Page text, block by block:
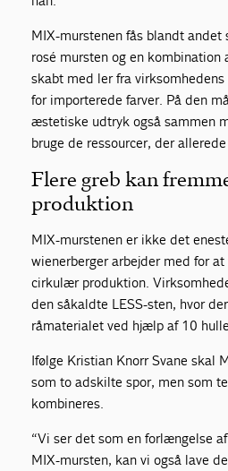
MIX-murstenen fås blandt andet
rosé mursten og en
skabt med ler fra
for importerede farver. På den
æstetiske udtryk også sammen
bruge de ressourcer, der
Flere greb kan
produktion
MIX-murstenen er ikke det
wienerberger arbejder med for
cirkulær produktion.
den såkaldte LESS-sten, hvor
råmaterialet ved hjælp af 10
Ifølge Kristian Knorr Svane skal
som to adskilte spor, men som
kombineres.
“Vi ser det som en forlængelse
MIX-mursten, kan vi også lave